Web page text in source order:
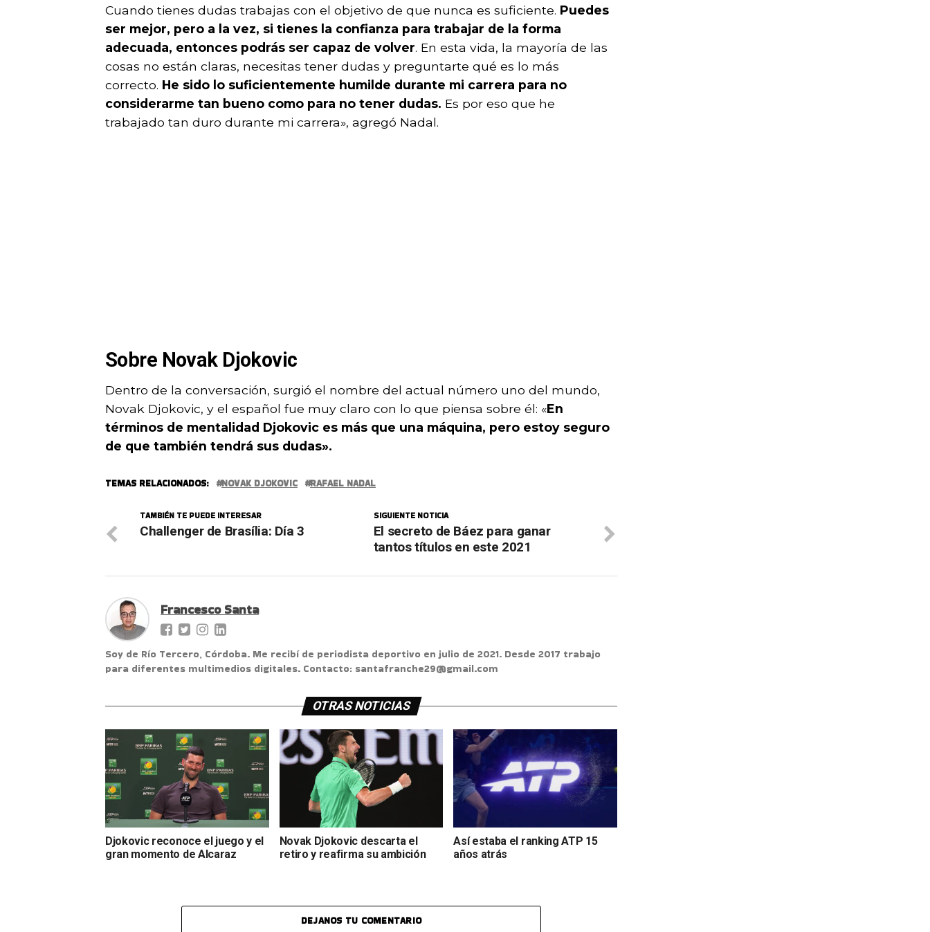
Cuando tienes dudas trabajas con el objetivo de que nunca es suficiente. Puedes
ser mejor, pero a la vez, si tienes la confianza para trabajar de la forma
adecuada, entonces podrás ser capaz de volver. En esta vida, la mayoría de las
cosas no están claras, necesitas tener dudas y preguntarte qué es lo más
correcto. He sido lo suficientemente humilde durante mi carrera para no
considerarme tan bueno como para no tener dudas. Es por eso que he
trabajado tan duro durante mi carrera», agregó Nadal.
Sobre Novak Djokovic
Dentro de la conversación, surgió el nombre del actual número uno del mundo,
Novak Djokovic, y el español fue muy claro con lo que piensa sobre él: «En
términos de mentalidad Djokovic es más que una máquina, pero estoy seguro
de que también tendrá sus dudas».
TEMAS RELACIONADOS: NOVAK DJOKOVIC RAFAEL NADAL
SIGUIENTE NOTICIA
El secreto de Báez para ganar
tantos títulos en este 2021
TAMBIÉN TE PUEDE INTERESAR
Challenger de Brasília: Día 3
Francesco Santa
Soy de Río Tercero, Córdoba. Me recibí de periodista deportivo en julio de 2021. Desde 2017 trabajo
para diferentes multimedios digitales. Contacto: santafranche29@gmail.com
OTRAS NOTICIAS
Djokovic reconoce el juego y el
gran momento de Alcaraz
Novak Djokovic descarta el
retiro y reafirma su ambición
Así estaba el ranking ATP 15
años atrás
DEJANOS TU COMENTARIO